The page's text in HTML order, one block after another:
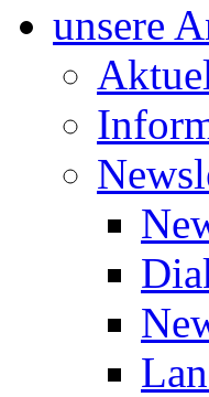
unsere